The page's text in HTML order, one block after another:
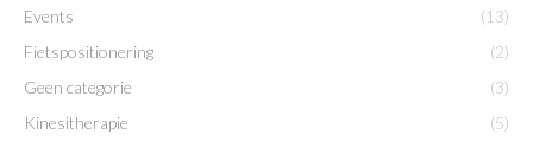
Events
(13)
Fietspositionering
(2)
Geen categorie
(3)
Kinesitherapie
(5)